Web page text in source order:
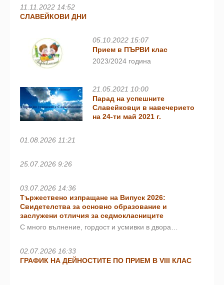
11.11.2022 14:52
СЛАВЕЙКОВИ ДНИ
05.10.2022 15:07
Прием в ПЪРВИ клас
2023/2024 година
21.05.2021 10:00
Парад на успешните
Славейковци в навечерието
на 24-ти май 2021 г.
01.08.2026 11:21
25.07.2026 9:26
03.07.2026 14:36
Тържествено изпращане на Випуск 2026:
Свидетелства за основно образование и
заслужени отличия за седмокласниците
С много вълнение, гордост и усмивки в двора…
02.07.2026 16:33
ГРАФИК НА ДЕЙНОСТИТЕ ПО ПРИЕМ В VIII КЛАС